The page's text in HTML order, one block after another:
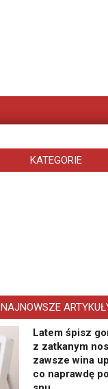
KATEGORIE
NAJNOWSZE
Latem śpisz
z zatkanym
zawsze wina
co naprawdę